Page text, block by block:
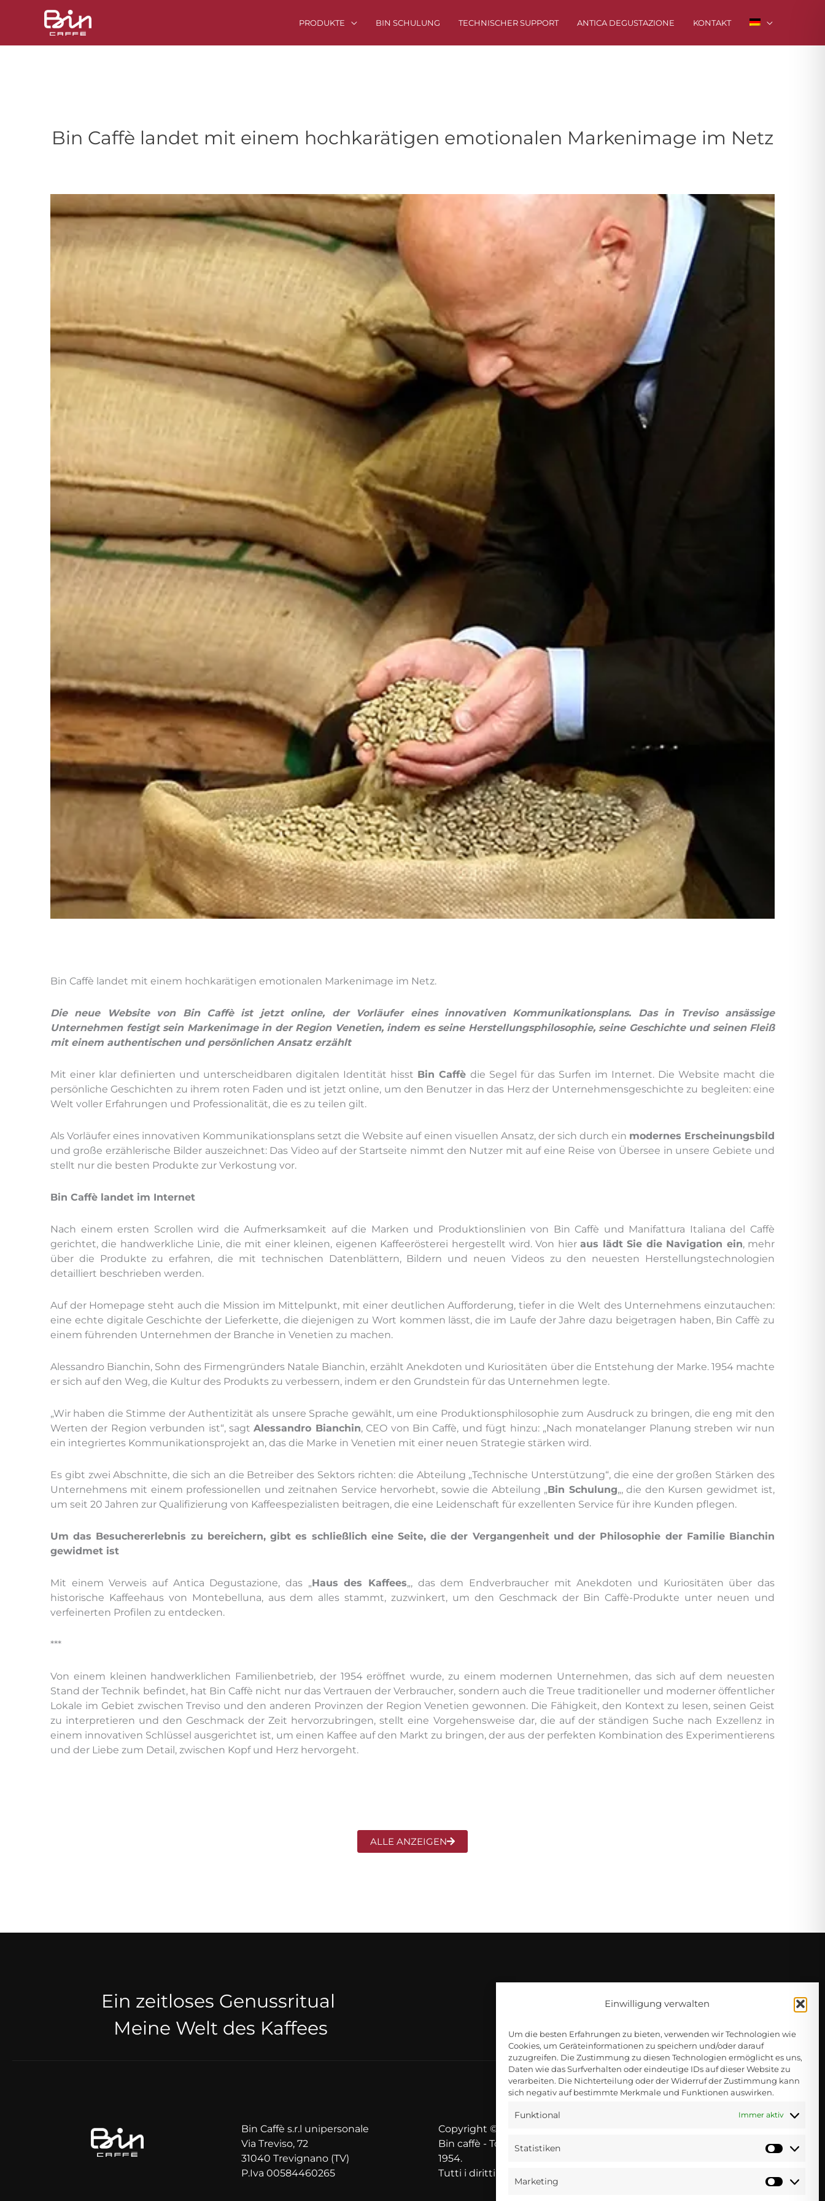
Einwilligung verwalten
Um die besten Erfahrungen zu bieten, verwenden wir Technologien wie
Cookies, um Geräteinformationen zu speichern und/oder darauf
zuzugreifen. Die Zustimmung zu diesen Technologien ermöglicht es uns,
Daten wie das Surfverhalten oder eindeutige IDs auf dieser Website zu
verarbeiten. Die Nichterteilung oder der Widerruf der Zustimmung kann
sich negativ auf bestimmte Merkmale und Funktionen auswirken.
Funktional Immer aktiv
Statistiken
Marketing
PRODUKTE BIN SCHULUNG TECHNISCHER SUPPORT ANTICA DEGUSTAZIONE KONTAKT
Bin Caffè landet mit einem hochkarätigen emotionalen Markenimage im Netz
Bin Caffè landet mit einem hochkarätigen emotionalen Markenimage im Netz.
Die neue Website von Bin Caffè ist jetzt online, der Vorläufer eines innovativen Kommunikationsplans. Das in Treviso ansässige
Unternehmen festigt sein Markenimage in der Region Venetien, indem es seine Herstellungsphilosophie, seine Geschichte und seinen Fleiß
mit einem authentischen und persönlichen Ansatz erzählt
Mit einer klar definierten und unterscheidbaren digitalen Identität hisst Bin Caffè die Segel für das Surfen im Internet. Die Website macht die
persönliche Geschichten zu ihrem roten Faden und ist jetzt online, um den Benutzer in das Herz der Unternehmensgeschichte zu begleiten: eine
Welt voller Erfahrungen und Professionalität, die es zu teilen gilt.
Als Vorläufer eines innovativen Kommunikationsplans setzt die Website auf einen visuellen Ansatz, der sich durch ein modernes Erscheinungsbild
und große erzählerische Bilder auszeichnet: Das Video auf der Startseite nimmt den Nutzer mit auf eine Reise von Übersee in unsere Gebiete und
stellt nur die besten Produkte zur Verkostung vor.
Bin Caffè landet im Internet
Nach einem ersten Scrollen wird die Aufmerksamkeit auf die Marken und Produktionslinien von Bin Caffè und Manifattura Italiana del Caffè
gerichtet, die handwerkliche Linie, die mit einer kleinen, eigenen Kaffeerösterei hergestellt wird. Von hieraus lädt Sie die Navigation ein, mehr
über die Produkte zu erfahren, die mit technischen Datenblättern, Bildern und neuen Videos zu den neuesten Herstellungstechnologien
detailliert beschrieben werden.
Auf der Homepage steht auch die Mission im Mittelpunkt, mit einer deutlichen Aufforderung, tiefer in die Welt des Unternehmens einzutauchen:
eine echte digitale Geschichte der Lieferkette, die diejenigen zu Wort kommen lässt, die im Laufe der Jahre dazu beigetragen haben, Bin Caffè zu
einem führenden Unternehmen der Branche in Venetien zu machen.
Alessandro Bianchin, Sohn des Firmengründers Natale Bianchin, erzählt Anekdoten und Kuriositäten über die Entstehung der Marke. 1954 machte
er sich auf den Weg, die Kultur des Produkts zu verbessern, indem er den Grundstein für das Unternehmen legte.
„Wir haben die Stimme der Authentizität als unsere Sprache gewählt, um eine Produktionsphilosophie zum Ausdruck zu bringen, die eng mit den
Werten der Region verbunden ist“, sagtAlessandro Bianchin, CEO von Bin Caffè, und fügt hinzu: „Nach monatelanger Planung streben wir nun
ein integriertes Kommunikationsprojekt an, das die Marke in Venetien mit einer neuen Strategie stärken wird.
Es gibt zwei Abschnitte, die sich an die Betreiber des Sektors richten: die Abteilung „Technische Unterstützung“, die eine der großen Stärken des
Unternehmens mit einem professionellen und zeitnahen Service hervorhebt, sowie die Abteilung „Bin Schulung„, die den Kursen gewidmet ist,
um seit 20 Jahren zur Qualifizierung von Kaffeespezialisten beitragen, die eine Leidenschaft für exzellenten Service für ihre Kunden pflegen.
Um das Besuchererlebnis zu bereichern, gibt es schließlich eine Seite, die der Vergangenheit und der Philosophie der Familie Bianchin
gewidmet ist
Mit einem Verweis auf Antica Degustazione, das „Haus des Kaffees„, das dem Endverbraucher mit Anekdoten und Kuriositäten über das
historische Kaffeehaus von Montebelluna, aus dem alles stammt, zuzwinkert, um den Geschmack der Bin Caffè-Produkte unter neuen und
verfeinerten Profilen zu entdecken.
***
Von einem kleinen handwerklichen Familienbetrieb, der 1954 eröffnet wurde, zu einem modernen Unternehmen, das sich auf dem neuesten
Stand der Technik befindet, hat Bin Caffè nicht nur das Vertrauen der Verbraucher, sondern auch die Treue traditioneller und moderner öffentlicher
Lokale im Gebiet zwischen Treviso und den anderen Provinzen der Region Venetien gewonnen. Die Fähigkeit, den Kontext zu lesen, seinen Geist
zu interpretieren und den Geschmack der Zeit hervorzubringen, stellt eine Vorgehensweise dar, die auf der ständigen Suche nach Exzellenz in
einem innovativen Schlüssel ausgerichtet ist, um einen Kaffee auf den Markt zu bringen, der aus der perfekten Kombination des Experimentierens
und der Liebe zum Detail, zwischen Kopf und Herz hervorgeht.
ALLE ANZEIGEN
Ein zeitloses Genussritual
Meine Welt des Kaffees
Bin Caffè s.r.l unipersonale
Via Treviso, 72
31040 Trevignano (TV)
P.Iva 00584460265
Copyright © 2025
Bin caffè - Torrefazione dal
1954.
Tutti i diritti riservati.
Einstellungen ändern